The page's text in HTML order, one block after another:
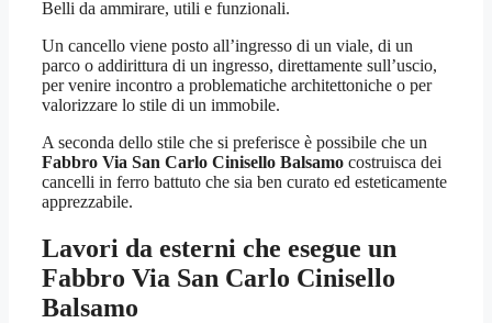
Belli da ammirare, utili e funzionali.
Un cancello viene posto all’ingresso di un viale, di un
parco o addirittura di un ingresso, direttamente sull’uscio,
per venire incontro a problematiche architettoniche o per
valorizzare lo stile di un immobile.
A seconda dello stile che si preferisce è possibile che un
Fabbro Via San Carlo Cinisello Balsamo costruisca dei
cancelli in ferro battuto che sia ben curato ed esteticamente
apprezzabile.
Lavori da esterni che esegue un
Fabbro Via San Carlo Cinisello
Balsamo